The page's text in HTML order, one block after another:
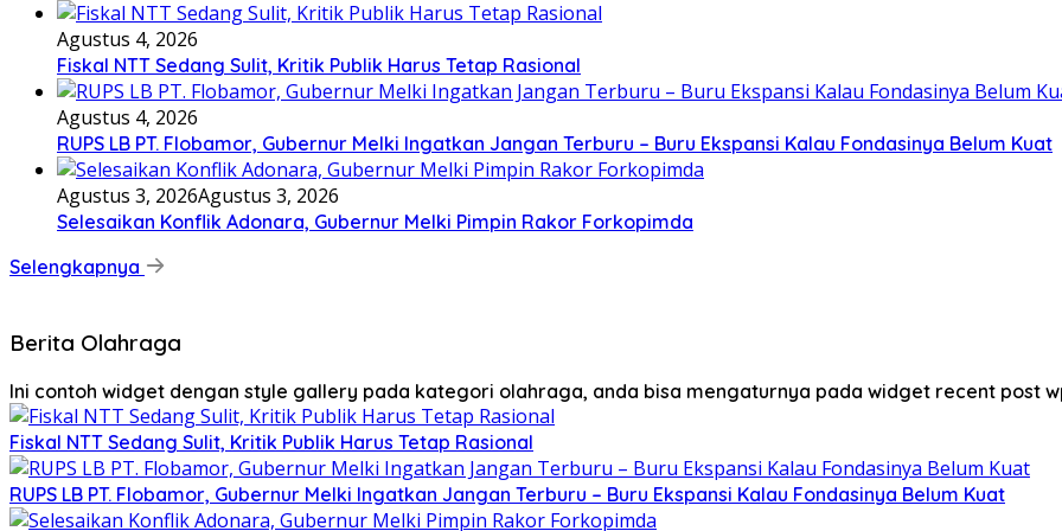
Agustus 4, 2026
Fiskal NTT Sedang Sulit, Kritik Publik Harus Tetap Rasional
Agustus 4, 2026
RUPS LB PT. Flobamor, Gubernur Melki Ingatkan Jangan Terburu – Buru Ekspansi Kalau Fondasinya Belum Kuat
Agustus 3, 2026Agustus 3, 2026
Selesaikan Konflik Adonara, Gubernur Melki Pimpin Rakor Forkopimda
Selengkapnya
Berita Olahraga
Ini contoh widget dengan style gallery pada kategori olahraga, anda bisa mengaturnya pada widget recent post
Fiskal NTT Sedang Sulit, Kritik Publik Harus Tetap Rasional
RUPS LB PT. Flobamor, Gubernur Melki Ingatkan Jangan Terburu – Buru Ekspansi Kalau Fondasinya Belum Kuat